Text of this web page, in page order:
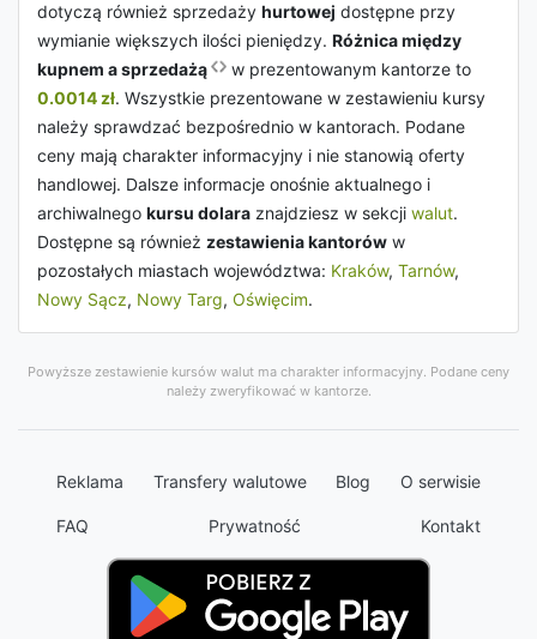
dotyczą również sprzedaży hurtowej dostępne przy
wymianie większych ilości pieniędzy. Różnica między
kupnem a sprzedażą
w prezentowanym kantorze to
0.0014 zł. Wszystkie prezentowane w zestawieniu kursy
należy sprawdzać bezpośrednio w kantorach. Podane
ceny mają charakter informacyjny i nie stanowią oferty
handlowej. Dalsze informacje onośnie aktualnego i
archiwalnego kursu dolara znajdziesz w sekcji walut.
Dostępne są również zestawienia kantorów w
pozostałych miastach województwa: Kraków, Tarnów,
Nowy Sącz, Nowy Targ, Oświęcim.
Powyższe zestawienie kursów walut ma charakter informacyjny. Podane ceny
należy zweryfikować w kantorze.
Reklama Transfery walutowe Blog O serwisie
FAQ Prywatność Kontakt